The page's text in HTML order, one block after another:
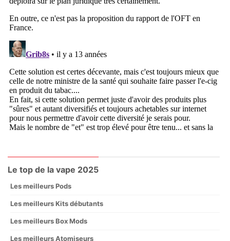
Le top de la vape 2025
Les meilleurs Pods
Les meilleurs Kits débutants
Les meilleurs Box Mods
Les meilleurs Atomiseurs